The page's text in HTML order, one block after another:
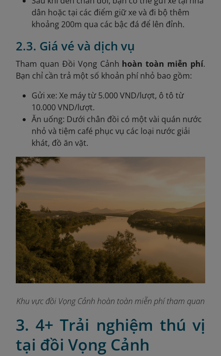
dân hoặc tại các điểm giữ xe và đi bộ thêm
khoảng 200m qua các bậc đá để lên đỉnh.
2.3. Giá vé và dịch vụ
Tham quan Đồi Vọng Cảnh hoàn toàn miễn phí.
Bạn chỉ cần trả một số khoản phí nhỏ bao gồm:
Gửi xe: Xe máy từ 5.000 VND/lượt, ô tô từ
10.000 VND/lượt.
Ăn uống: Dưới chân đồi có một vài quán nước
nhỏ và tiệm café phục vụ các loại nước giải
khát, đồ ăn vặt.
Khu vực đồi Vọng Cảnh hoàn toàn miễn phí tham quan
3. 4+ Trải nghiệm thú vị
tại đồi Vọng Cảnh